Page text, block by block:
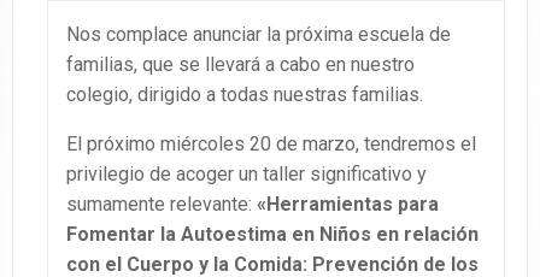
Nos complace anunciar la próxima escuela de
familias, que se llevará a cabo en nuestro
colegio, dirigido a todas nuestras familias.
El próximo miércoles 20 de marzo, tendremos el
privilegio de acoger un taller significativo y
sumamente relevante: «Herramientas para
Fomentar la Autoestima en Niños en relación
con el Cuerpo y la Comida: Prevención de los